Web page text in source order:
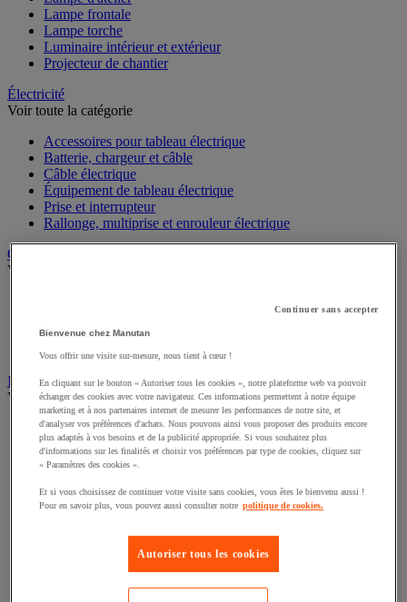
Lampe frontale
Lampe torche
Luminaire intérieur et extérieur
Projecteur de chantier
Électricité
Voir toute la catégorie
Accessoires pour tableau électrique
Batterie, chargeur et câble
Câble électrique
Équipement de tableau électrique
Prise et interrupteur
Rallonge, multiprise et enrouleur électrique
Graissage et lubrifiant
Voir toute la catégorie
Lubrifiant et dégrippant
Outils de graissage
Instrument de mesure
Voir toute la catégorie
Balance industrielle
Compteur et compteur-métreur
Dynamomètre
Instrument de mesure de laboratoire
Mesure de distance
Mesure d'électricité
Mesure du temps
Mesure et repère de chantier
Continuer sans accepter
Bienvenue chez Manutan
Vous offrir une visite sur-mesure, nous tient à cœur !
En cliquant sur le bouton « Autoriser tous les cookies », notre plateforme web va pouvoir
échanger des cookies avec votre navigateur. Ces informations permettent à notre équipe
marketing et à nos partenaires internet de mesurer les performances de notre site, et
d'analyser vos préférences d'achats. Nous pouvons ainsi vous proposer des produits encore
plus adaptés à vos besoins et de la publicité appropriée. Si vous souhaitez plus
d'informations sur les finalités et choisir vos préférences par type de cookies, cliquez sur
« Paramètres des cookies ».
Et si vous choisissez de continuer votre visite sans cookies, vous êtes le bienvenu aussi !
Pour en savoir plus, vous pouvez aussi consulter notre politique de cookies.
Autoriser tous les cookies